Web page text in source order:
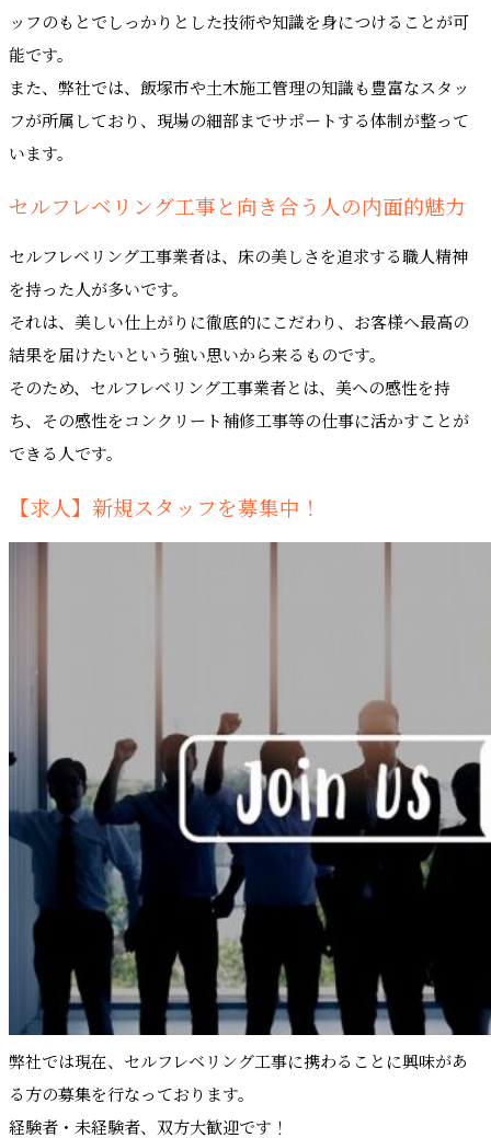
ッフのもとでしっかりとした技術や知識を身につけることが可
能です。
また、弊社では、飯塚市や土木施工管理の知識も豊富なスタッ
フが所属しており、現場の細部までサポートする体制が整って
います。
セルフレベリング工事と向き合う人の内面的魅力
セルフレベリング工事業者は、床の美しさを追求する職人精神
を持った人が多いです。
それは、美しい仕上がりに徹底的にこだわり、お客様へ最高の
結果を届けたいという強い思いから来るものです。
そのため、セルフレベリング工事業者とは、美への感性を持
ち、その感性をコンクリート補修工事等の仕事に活かすことが
できる人です。
【求人】新規スタッフを募集中！
弊社では現在、セルフレベリング工事に携わることに興味があ
る方の募集を行なっております。
経験者・未経験者、双方大歓迎です！